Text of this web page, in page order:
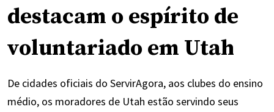
destacam o espírito de
voluntariado em Utah
De cidades oficiais do ServirAgora, aos clubes do ensino
médio, os moradores de Utah estão servindo seus